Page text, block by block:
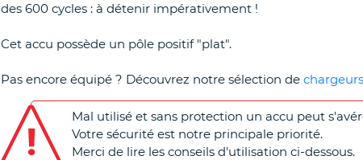
des 600 cycles : à détenir impérativement !
Cet accu possède un pôle positif "plat".
Pas encore équipé ? Découvrez notre sélection de
Mal utilisé et sans protection un accu peut
Votre sécurité est notre principale priorité.
Merci de lire les conseils d'utilisation ci-dessous.